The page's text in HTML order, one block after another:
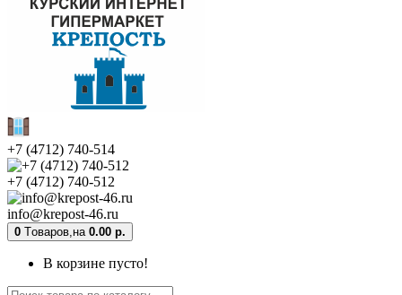
+7 (4712) 740-514
+7 (4712) 740-512
info@krepost-46.ru
0 Tоваров, на 0.00 р.
В корзине пусто!